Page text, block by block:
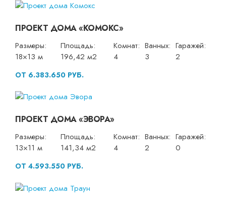
ПРОЕКТ ДОМА «КОМОКС»
Размеры:
18×13 м
Площадь:
196,42 м2
Комнат:
4
Ванных:
3
Гаражей:
2
ОТ 6.383.650 РУБ.
ПРОЕКТ ДОМА «ЭВОРА»
Размеры:
13×11 м
Площадь:
141,34 м2
Комнат:
4
Ванных:
2
Гаражей:
0
ОТ 4.593.550 РУБ.